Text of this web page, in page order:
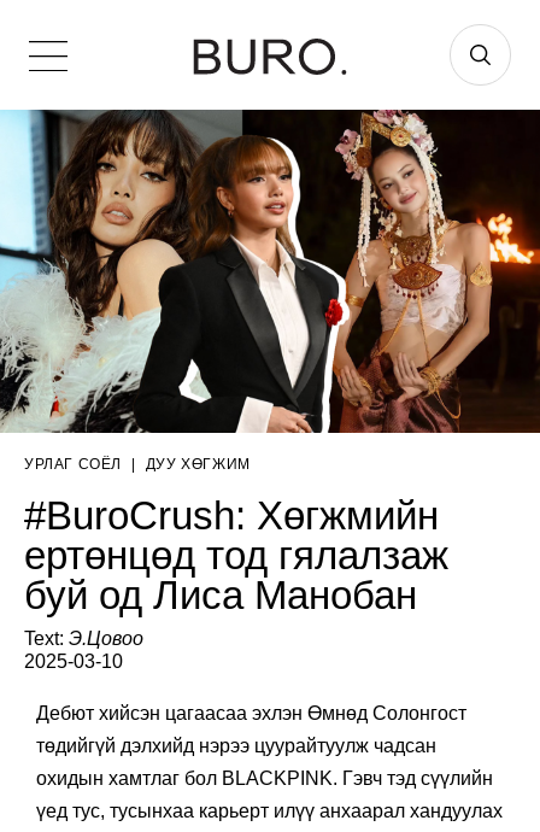
УРЛАГ СОЁЛ ДУУ ХӨГЖИМ
#BuroCrush: Хөгжмийн
ертөнцөд тод гялалзаж
буй од Лиса Манобан
Text: Э.Цовоо
2025-03-10
Дебют хийсэн цагаасаа эхлэн Өмнөд Солонгост
төдийгүй дэлхийд нэрээ цуурайтуулж чадсан
охидын хамтлаг бол BLACKPINK. Гэвч тэд сүүлийн
үед тус, тусынхаа карьерт илүү анхаарал хандуулах